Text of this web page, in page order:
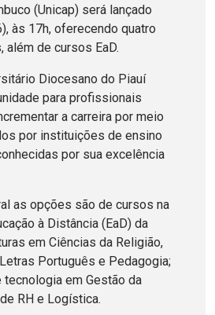
(Unicap) será lançado
às 17h, oferecendo quatro
além de cursos EaD.
Diocesano do Piauí
para profissionais
a carreira por meio
por instituições de ensino
por sua excelência
as opções são de cursos na
à Distância (EaD) da
em Ciências da Religião,
Português e Pedagogia;
em Gestão da
RH e Logística.